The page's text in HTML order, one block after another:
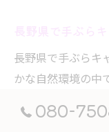
長野県で手ぶらキ
かな自然環境の中
うことができ、リ
080-